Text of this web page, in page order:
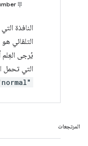
النافذة
التلقائي
يُرجى العِلم
التي تحمل
المرتجعات